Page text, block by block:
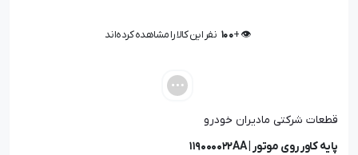
👁️ +
100 نفر این کالا را مشاهده کرده‌اند
قطعات شرکتی مادیران خودرو
پایه کاور روی موتور | 119000022AA